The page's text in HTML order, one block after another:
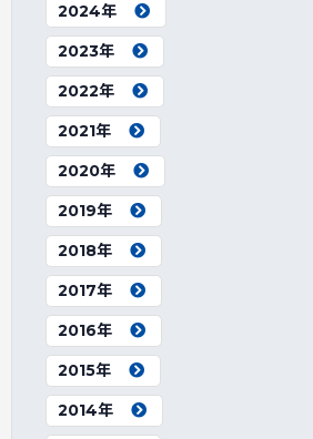
2024年
2023年
2022年
2021年
2020年
2019年
2018年
2017年
2016年
2015年
2014年